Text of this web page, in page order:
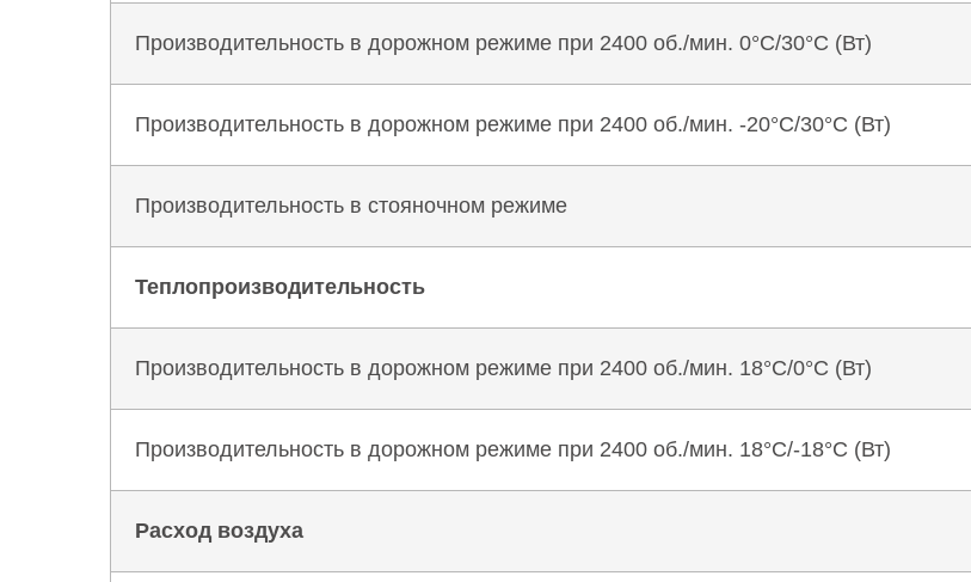
Производительность в дорожном режиме при 2400 об./мин. 0°C/30°C (Вт)
Производительность в дорожном режиме при 2400 об./мин. -20°C/30°C (Вт)
Производительность в стояночном режиме
Теплопроизводительность
Производительность в дорожном режиме при 2400 об./мин. 18°C/0°C (Вт)
Производительность в дорожном режиме при 2400 об./мин. 18°C/-18°C (Вт)
Расход воздуха